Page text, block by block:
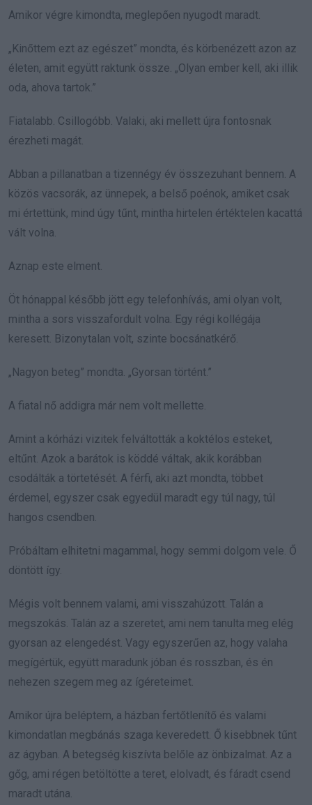
Amikor végre kimondta, meglepően nyugodt maradt.
„Kinőttem ezt az egészet” mondta, és körbenézett azon az
életen, amit együtt raktunk össze. „Olyan ember kell, aki illik
oda, ahova tartok.”
Fiatalabb. Csillogóbb. Valaki, aki mellett újra fontosnak
érezheti magát.
Abban a pillanatban a tizennégy év összezuhant bennem. A
közös vacsorák, az ünnepek, a belső poénok, amiket csak
mi értettünk, mind úgy tűnt, mintha hirtelen értéktelen kacattá
vált volna.
Aznap este elment.
Öt hónappal később jött egy telefonhívás, ami olyan volt,
mintha a sors visszafordult volna. Egy régi kollégája
keresett. Bizonytalan volt, szinte bocsánatkérő.
„Nagyon beteg” mondta. „Gyorsan történt.”
A fiatal nő addigra már nem volt mellette.
Amint a kórházi vizitek felváltották a koktélos esteket,
eltűnt. Azok a barátok is köddé váltak, akik korábban
csodálták a törtetését. A férfi, aki azt mondta, többet
érdemel, egyszer csak egyedül maradt egy túl nagy, túl
hangos csendben.
Próbáltam elhitetni magammal, hogy semmi dolgom vele. Ő
döntött így.
Mégis volt bennem valami, ami visszahúzott. Talán a
megszokás. Talán az a szeretet, ami nem tanulta meg elég
gyorsan az elengedést. Vagy egyszerűen az, hogy valaha
megígértük, együtt maradunk jóban és rosszban, és én
nehezen szegem meg az ígéreteimet.
Amikor újra beléptem, a házban fertőtlenítő és valami
kimondatlan megbánás szaga keveredett. Ő kisebbnek tűnt
az ágyban. A betegség kiszívta belőle az önbizalmat. Az a
gőg, ami régen betöltötte a teret, elolvadt, és fáradt csend
maradt utána.